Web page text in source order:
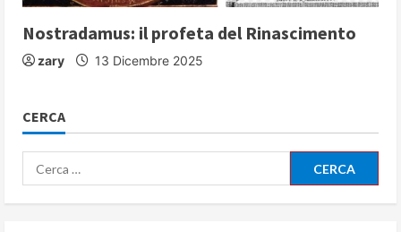
Nostradamus: il profeta del Rinascimento
zary 13 Dicembre 2025
CERCA
Ricerca
per: